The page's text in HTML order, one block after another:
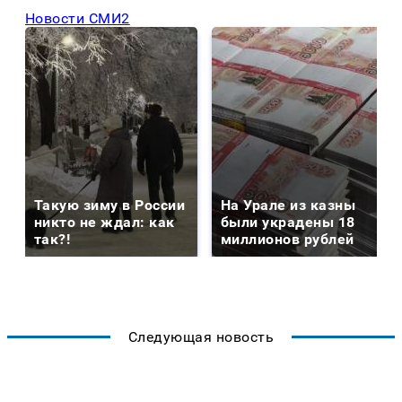
Новости СМИ2
Такую зиму в России
никто не ждал: как
так?!
На Урале из казны
были украдены 18
миллионов рублей
Следующая новость